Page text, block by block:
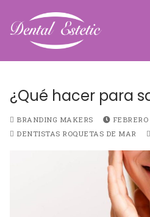
contenido
¿Qué hacer para
BRANDING MAKERS
DENTISTAS ROQUETAS DE MAR